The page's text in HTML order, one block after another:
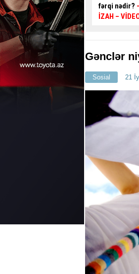
– Mütəxəssisdən
Gənclər
Sosial 21